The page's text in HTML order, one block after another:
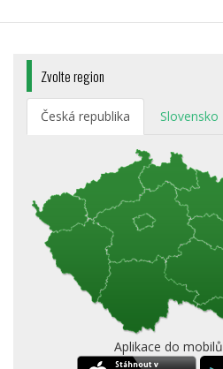
Zvolte region
Česká republika Slovensko
Aplikace do mobilů